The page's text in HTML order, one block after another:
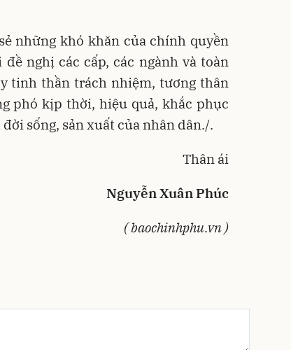
những khó khăn của chính quyền
nghị các cấp, các ngành và toàn
tinh thần trách nhiệm, tương thân
phó kịp thời, hiệu quả, khắc phục
sống, sản xuất của nhân dân./.
Thân ái
Nguyễn Xuân Phúc
( baochinhphu.vn )